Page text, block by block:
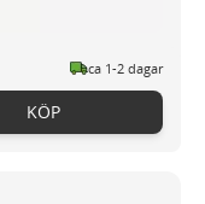
ca 1-2 dagar
KÖP